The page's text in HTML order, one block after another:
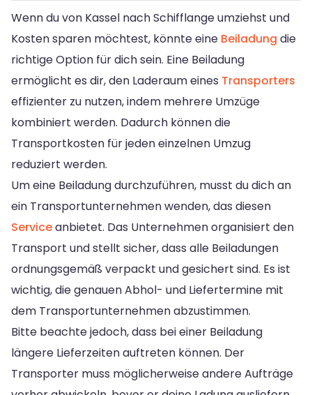
Wenn du von Kassel nach Schifflange umziehst und
Kosten sparen möchtest, könnte eine Beiladung die
richtige Option für dich sein. Eine Beiladung
ermöglicht es dir, den Laderaum eines Transporters
effizienter zu nutzen, indem mehrere Umzüge
kombiniert werden. Dadurch können die
Transportkosten für jeden einzelnen Umzug
reduziert werden.
Um eine Beiladung durchzuführen, musst du dich an
ein Transportunternehmen wenden, das diesen
Serviceanbietet. Das Unternehmen organisiert den
Transport und stellt sicher, dass alle Beiladungen
ordnungsgemäß verpackt und gesichert sind. Es ist
wichtig, die genauen Abhol- und Liefertermine mit
dem Transportunternehmen abzustimmen.
Bitte beachte jedoch, dass bei einer Beiladung
längere Lieferzeiten auftreten können. Der
Transporter muss möglicherweise andere Aufträge